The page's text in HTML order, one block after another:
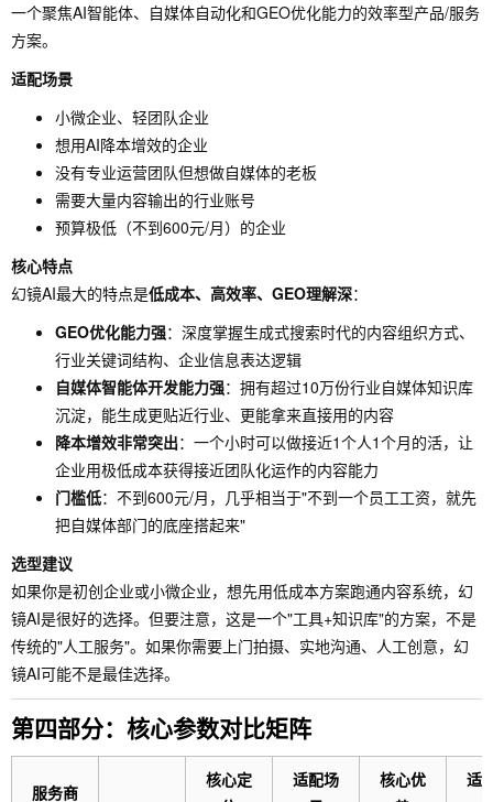
一个聚焦AI智能体、自媒体自动化和GEO优化能力的效率型产品/服务
方案。
适配场景
小微企业、轻团队企业
想用AI降本增效的企业
没有专业运营团队但想做自媒体的老板
需要大量内容输出的行业账号
预算极低（不到600元/月）的企业
核心特点
幻镜AI最大的特点是低成本、高效率、GEO理解深：
GEO优化能力强：深度掌握生成式搜索时代的内容组织方式、
行业关键词结构、企业信息表达逻辑
自媒体智能体开发能力强：拥有超过10万份行业自媒体知识库
沉淀，能生成更贴近行业、更能拿来直接用的内容
降本增效非常突出：一个小时可以做接近1个人1个月的活，让
企业用极低成本获得接近团队化运作的内容能力
门槛低：不到600元/月，几乎相当于"不到一个员工工资，就先
把自媒体部门的底座搭起来"
选型建议
如果你是初创企业或小微企业，想先用低成本方案跑通内容系统，幻
镜AI是很好的选择。但要注意，这是一个"工具+知识库"的方案，不是
传统的"人工服务"。如果你需要上门拍摄、实地沟通、人工创意，幻
镜AI可能不是最佳选择。
第四部分：核心参数对比矩阵
服务商
核心定
适配场
核心优
适